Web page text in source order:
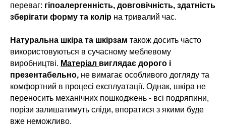
переваг: гіпоалергенність, довговічність, здатність
зберігати форму та колір на тривалий час.
Натуральна шкіра та шкірзам також досить часто
використовуються в сучасному меблевому
виробництві. Матеріал виглядає дорого і
презентабельно, не вимагає особливого догляду та
комфортний в процесі експлуатації. Однак, шкіра не
переносить механічних пошкоджень - всі подряпини,
порізи залишатимуть сліди, впоратися з якими буде
вже неможливо.